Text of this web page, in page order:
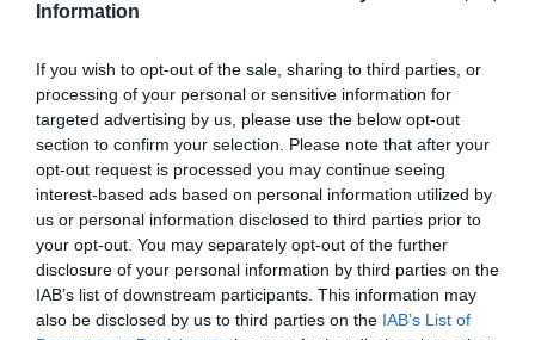
Information
If you wish to opt-out of the sale, sharing to third parties, or
processing of your personal or sensitive information for
targeted advertising by us, please use the below opt-out
section to confirm your selection. Please note that after your
opt-out request is processed you may continue seeing
interest-based ads based on personal information utilized by
us or personal information disclosed to third parties prior to
your opt-out. You may separately opt-out of the further
disclosure of your personal information by third parties on the
IAB’s list of downstream participants. This information may
also be disclosed by us to third parties on the IAB’s List of
che una risorsa.